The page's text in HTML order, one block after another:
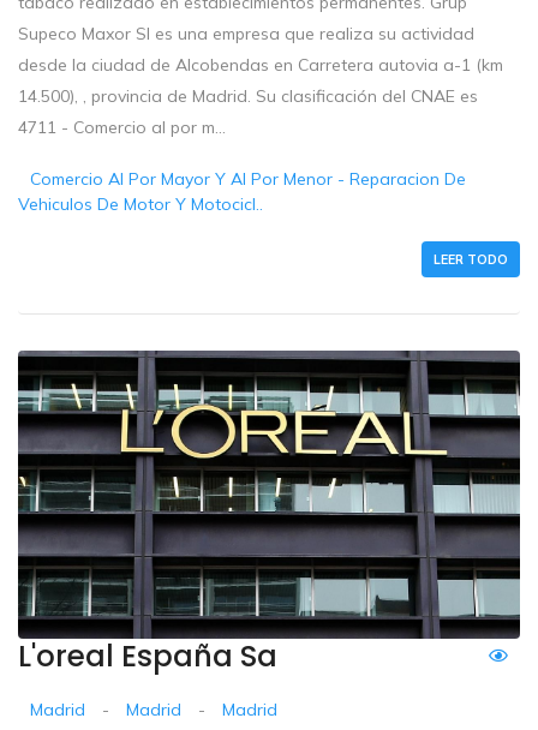
Supeco Maxor Sl es una empresa que realiza su actividad
desde la ciudad de Alcobendas en Carretera autovia a-1 (km
14.500), , provincia de Madrid. Su clasificación del CNAE es
4711 - Comercio al por m...
Comercio Al Por Mayor Y Al Por Menor - Reparacion De
Vehiculos De Motor Y Motocicl..
LEER TODO
L'oreal España Sa
Madrid - Madrid - Madrid